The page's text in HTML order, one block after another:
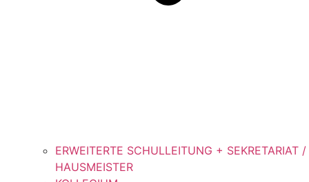
ERWEITERTE SCHULLEITUNG + SEKRETARIAT /
HAUSMEISTER